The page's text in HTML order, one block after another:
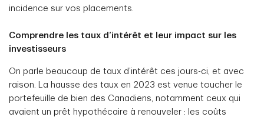
incidence sur vos placements.
Comprendre les taux d’intérêt et leur impact sur les
investisseurs
On parle beaucoup de taux d’intérêt ces jours-ci, et avec
raison. La hausse des taux en 2023 est venue toucher le
portefeuille de bien des Canadiens, notamment ceux qui
avaient un prêt hypothécaire à renouveler : les coûts